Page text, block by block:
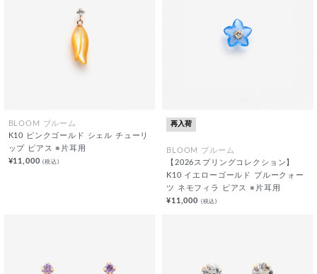
BLOOM ブルーム
K10 ピンクゴールド シェル チューリ
ップ ピアス ※片耳用
¥11,000(税込)
再入荷
BLOOM ブルーム
【2026スプリングコレクション】
K10 イエローゴールド ブルークォー
ツ ネモフィラ ピアス ※片耳用
¥11,000 (税込)